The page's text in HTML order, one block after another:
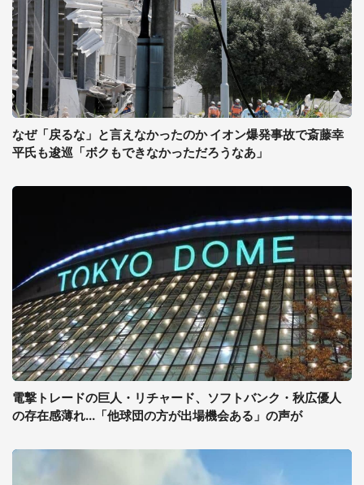
なぜ「戻るな」と言えなかったのか イオン爆発事故で斎藤幸
平氏も逡巡「ボクもできなかっただろうなあ」
電撃トレードの巨人・リチャード、ソフトバンク・秋広優人
の存在感薄れ...「他球団の方が出場機会ある」の声が